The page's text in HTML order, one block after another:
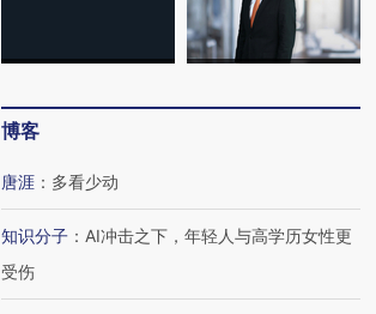
博客
唐涯 ： 多看少动
知识分子 ： AI冲击之下，年轻人与高学历女性更
受伤